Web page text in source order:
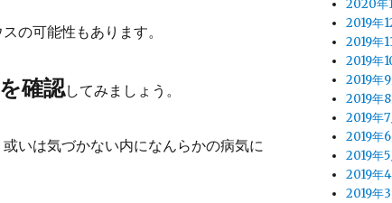
の可能性もあります。
確認してみましょう。
いは気づかない内になんらかの病気に
2020年
2019年
2019年
2019年
2019年9
2019年8
2019年7
2019年6
2019年5
2019年
2019年3